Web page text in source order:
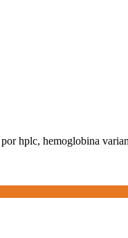
hplc, hemoglobina